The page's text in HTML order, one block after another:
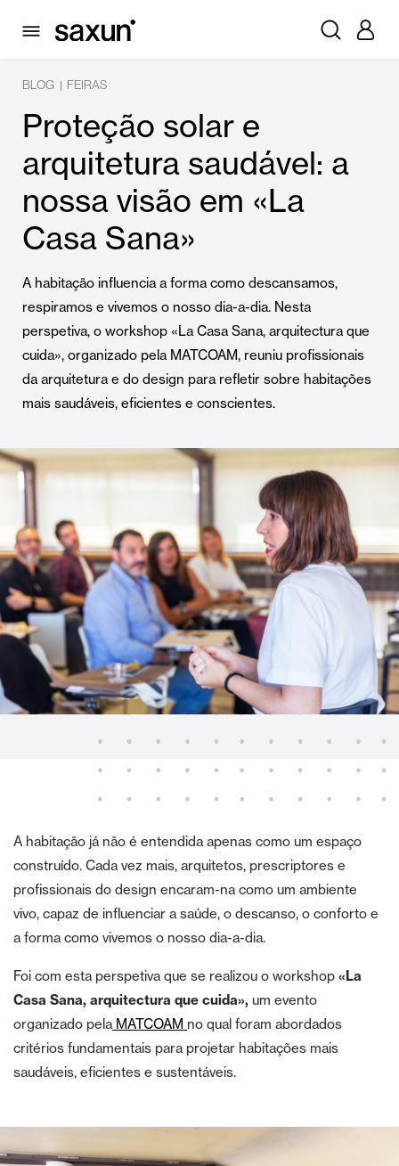
BLOG | FEIRAS
Proteção solar e
arquitetura saudável: a
nossa visão em «La
Casa Sana»
A habitação influencia a forma como descansamos,
respiramos e vivemos o nosso dia-a-dia. Nesta
perspetiva, o workshop «La Casa Sana, arquitectura que
cuida», organizado pela MATCOAM, reuniu profissionais
da arquitetura e do design para refletir sobre habitações
mais saudáveis, eficientes e conscientes.
A habitação já não é entendida apenas como um espaço
construído. Cada vez mais, arquitetos, prescriptores e
profissionais do design encaram-na como um ambiente
vivo, capaz de influenciar a saúde, o descanso, o conforto e
a forma como vivemos o nosso dia-a-dia.
Foi com esta perspetiva que se realizou o workshop «La
Casa Sana, arquitectura que cuida», um evento
organizado pela MATCOAM no qual foram abordados
critérios fundamentais para projetar habitações mais
saudáveis, eficientes e sustentáveis.